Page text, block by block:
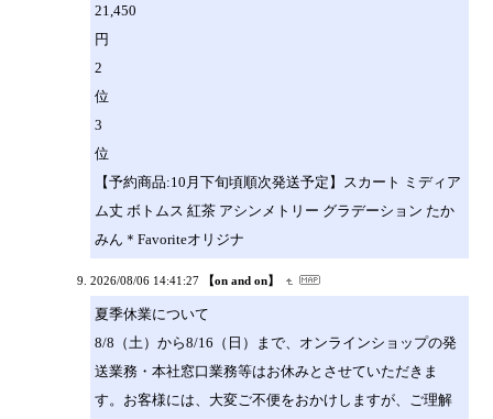
21,450
円
2
位
3
位
【予約商品:10月下旬頃順次発送予定】スカート ミディア
ム丈 ボトムス 紅茶 アシンメトリー グラデーション たか
みん＊Favoriteオリジナ
2026/08/06 14:41:27 【on and on】
夏季休業について
8/8（土）から8/16（日）まで、オンラインショップの発
送業務・本社窓口業務等はお休みとさせていただきま
す。お客様には、大変ご不便をおかけしますが、ご理解